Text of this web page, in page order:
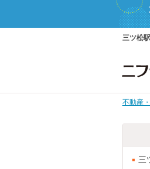
三ツ松
不動産
三